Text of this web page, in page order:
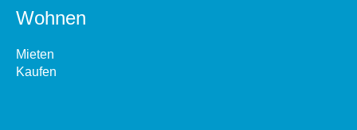
Wohnen
Mieten
Kaufen